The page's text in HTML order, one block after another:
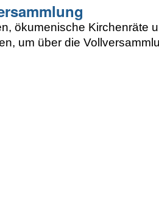
ökumenische Kirchenräte
um über die